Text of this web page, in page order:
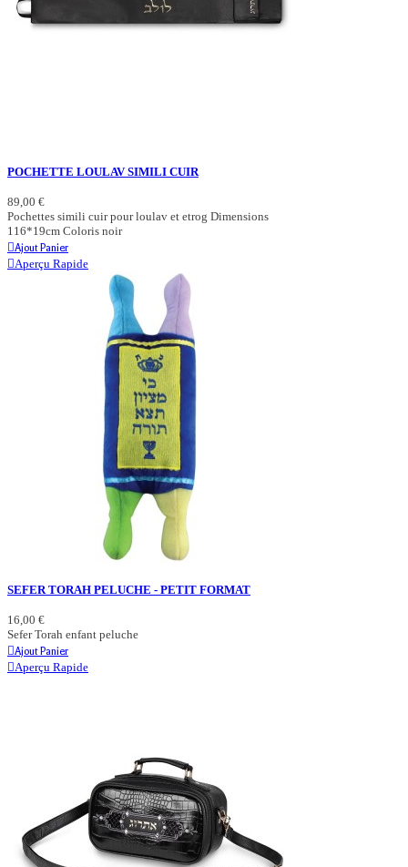
POCHETTE LOULAV SIMILI CUIR
89,00 €
Pochettes simili cuir pour loulav et etrog Dimensions
116*19cm Coloris noir
Ajout Panier
Aperçu Rapide
SEFER TORAH PELUCHE - PETIT FORMAT
16,00 €
Sefer Torah enfant peluche
Ajout Panier
Aperçu Rapide